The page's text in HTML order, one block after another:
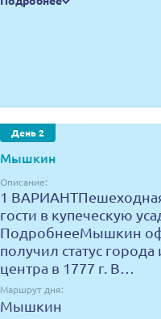
День 2
Мышкин
Описание:
1
гости в купеческую
ПодробнееМышкин
получил статус города
центра в 1777 г. В…
Маршрут дня:
Мышкин